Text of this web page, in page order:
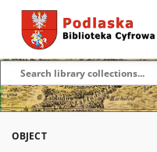
OBJECT